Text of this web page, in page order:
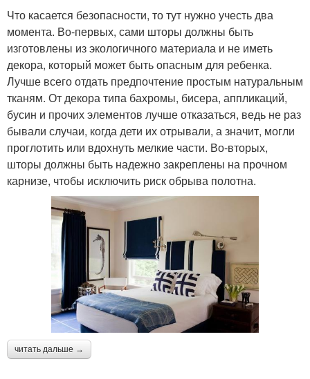
Что касается безопасности, то тут нужно учесть два
момента. Во-первых, сами шторы должны быть
изготовлены из экологичного материала и не иметь
декора, который может быть опасным для ребенка.
Лучше всего отдать предпочтение простым натуральным
тканям. От декора типа бахромы, бисера, аппликаций,
бусин и прочих элементов лучше отказаться, ведь не раз
бывали случаи, когда дети их отрывали, а значит, могли
проглотить или вдохнуть мелкие части. Во-вторых,
шторы должны быть надежно закреплены на прочном
карнизе, чтобы исключить риск обрыва полотна.
читать дальше →